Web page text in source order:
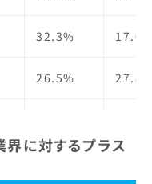
7.0% 5.6%
2.8% 3.4%
3.0% 2.6%
32.3%
26.5%
3.7% 5.2%
界に対するプラス